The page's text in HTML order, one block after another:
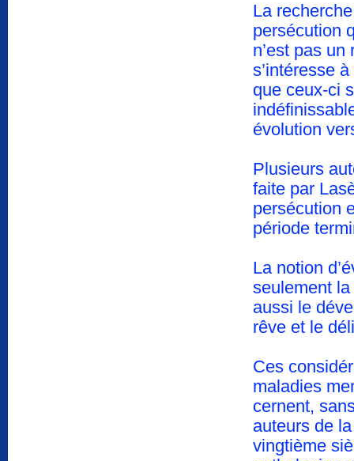
La
persécution
n’est pas
s’intéresse
que ceux-ci
évolution
Plusieurs
faite par
persécution
période
La notion
seulement
aussi le
rêve et le
Ces
maladies
cernent,
auteurs de
vingtième